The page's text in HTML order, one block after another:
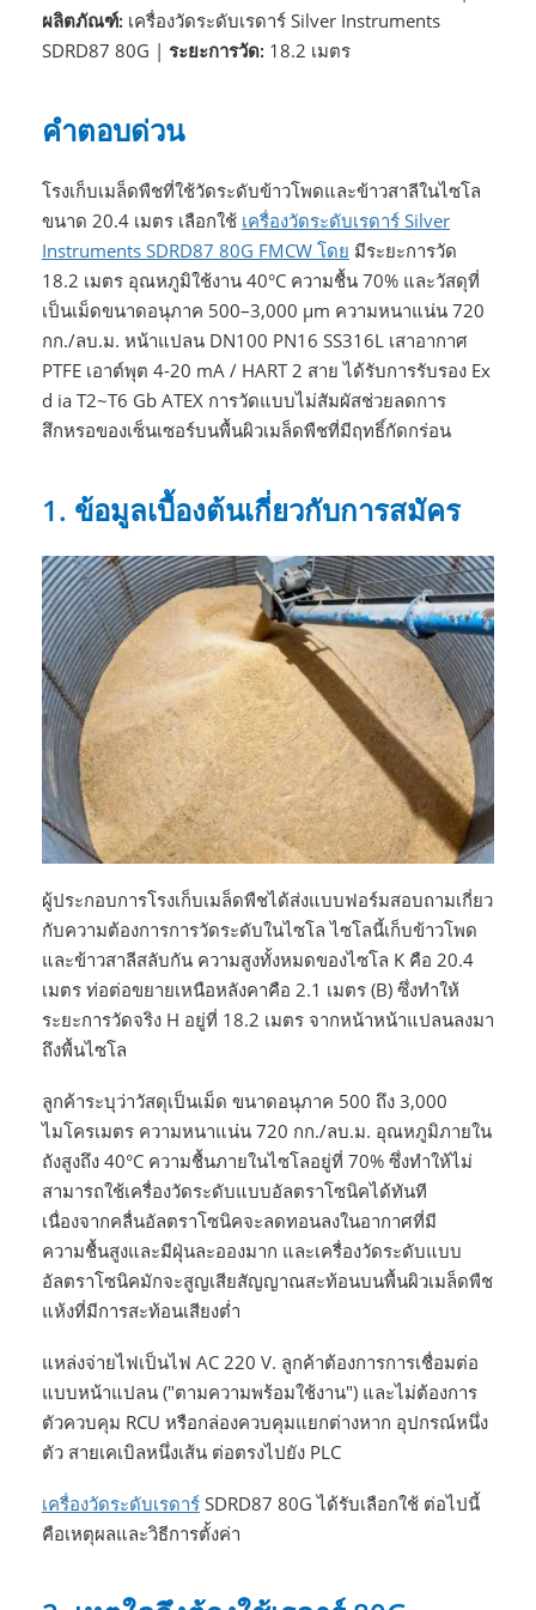
ผลิตภัณฑ์: เครื่องวัดระดับเรดาร์ Silver Instruments
SDRD87 80G | ระยะการวัด: 18.2 เมตร
คำตอบด่วน
โรงเก็บเมล็ดพืชที่ใช้วัดระดับข้าวโพดและข้าวสาลีในไซโล
ขนาด 20.4 เมตร เลือกใช้ เครื่องวัดระดับเรดาร์ Silver
Instruments SDRD87 80G FMCW โดย มีระยะการวัด
18.2 เมตร อุณหภูมิใช้งาน 40°C ความชื้น 70% และวัสดุที่
เป็นเม็ดขนาดอนุภาค 500–3,000 μm ความหนาแน่น 720
กก./ลบ.ม. หน้าแปลน DN100 PN16 SS316L เสาอากาศ
PTFE เอาต์พุต 4-20 mA / HART 2 สาย ได้รับการรับรอง Ex
d ia T2~T6 Gb ATEX การวัดแบบไม่สัมผัสช่วยลดการ
สึกหรอของเซ็นเซอร์บนพื้นผิวเมล็ดพืชที่มีฤทธิ์กัดกร่อน
1. ข้อมูลเบื้องต้นเกี่ยวกับการสมัคร
ผู้ประกอบการโรงเก็บเมล็ดพืชได้ส่งแบบฟอร์มสอบถามเกี่ยว
กับความต้องการการวัดระดับในไซโล ไซโลนี้เก็บข้าวโพด
และข้าวสาลีสลับกัน ความสูงทั้งหมดของไซโล K คือ 20.4
เมตร ท่อต่อขยายเหนือหลังคาคือ 2.1 เมตร (B) ซึ่งทำให้
ระยะการวัดจริง H อยู่ที่ 18.2 เมตร จากหน้าหน้าแปลนลงมา
ถึงพื้นไซโล
ลูกค้าระบุว่าวัสดุเป็นเม็ด ขนาดอนุภาค 500 ถึง 3,000
ไมโครเมตร ความหนาแน่น 720 กก./ลบ.ม. อุณหภูมิภายใน
ถังสูงถึง 40°C ความชื้นภายในไซโลอยู่ที่ 70% ซึ่งทำให้ไม่
สามารถใช้เครื่องวัดระดับแบบอัลตราโซนิคได้ทันที
เนื่องจากคลื่นอัลตราโซนิคจะลดทอนลงในอากาศที่มี
ความชื้นสูงและมีฝุ่นละอองมาก และเครื่องวัดระดับแบบ
อัลตราโซนิคมักจะสูญเสียสัญญาณสะท้อนบนพื้นผิวเมล็ดพืช
แห้งที่มีการสะท้อนเสียงต่ำ
แหล่งจ่ายไฟเป็นไฟ AC 220 V. ลูกค้าต้องการการเชื่อมต่อ
แบบหน้าแปลน ("ตามความพร้อมใช้งาน") และไม่ต้องการ
ตัวควบคุม RCU หรือกล่องควบคุมแยกต่างหาก อุปกรณ์หนึ่ง
ตัว สายเคเบิลหนึ่งเส้น ต่อตรงไปยัง PLC
เครื่องวัดระดับเรดาร์SDRD87 80G ได้รับเลือกใช้ ต่อไปนี้
คือเหตุผลและวิธีการตั้งค่า